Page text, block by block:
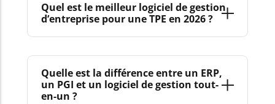
Quel est le meilleur logiciel de gestion
d’entreprise pour une TPE en 2026 ?
L’échéance de 2026 rend obligatoire la facturation
électronique au format Factur-X pour l’ensemble
des entreprises françaises. Le choix du meilleur
logiciel de gestion d’entreprise
Quelle est la différence entre un ERP,
un PGI et un logiciel de gestion tout-
en-un ?